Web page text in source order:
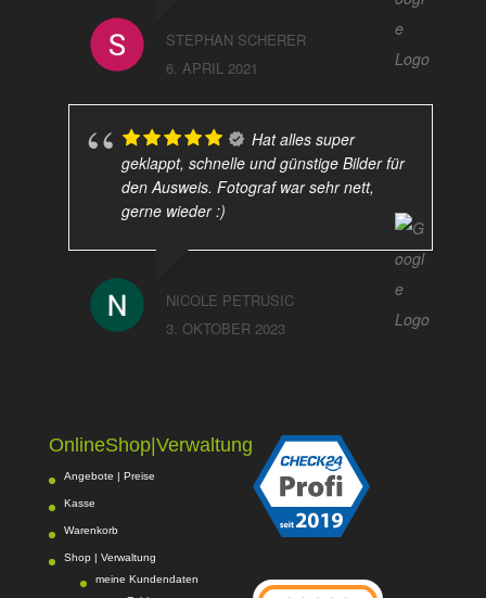
STEPHAN SCHERER
6. APRIL 2021
Hat alles super
geklappt, schnelle und günstige Bilder für
den Ausweis. Fotograf war sehr nett,
gerne wieder :)
NICOLE PETRUSIC
3. OKTOBER 2023
OnlineShop|Verwaltung
Angebote | Preise
Kasse
Warenkorb
Shop | Verwaltung
meine Kundendaten